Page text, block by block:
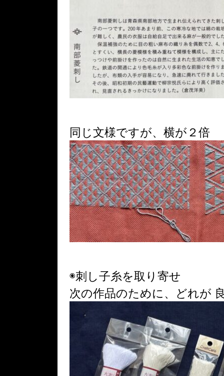
同じ文様ですが、横が２倍
◉刺し子糸を取り寄せ
次の作品のために、どれが